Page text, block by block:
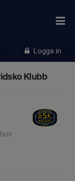
Logga in
Klubb